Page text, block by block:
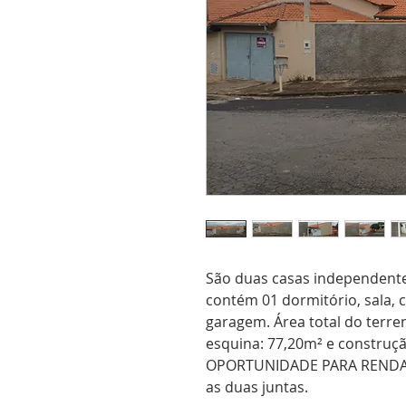
São duas casas
contém 01 dormitório, sala,
garagem. Área total do
esquina: 77,20m² e
OPORTUNIDADE PARA
as duas juntas.